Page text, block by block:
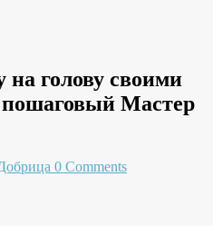
голову своими
Мастер
0 Comments